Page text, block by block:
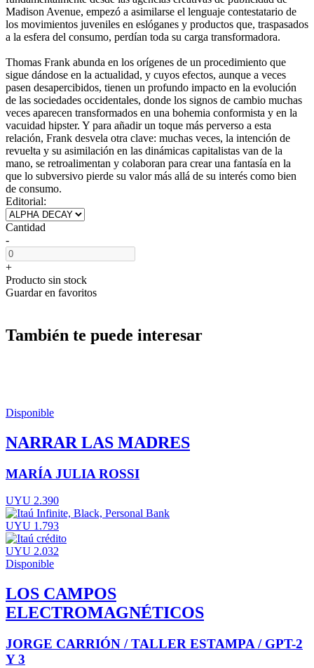
Madison Avenue, empezó a asimilarse el lenguaje contestatario de
los movimientos juveniles en eslóganes y productos que, traspasados
a la esfera del consumo, perdían toda su carga transformadora.
Thomas Frank abunda en los orígenes de un procedimiento que
sigue dándose en la actualidad, y cuyos efectos, aunque a veces
pasen desapercibidos, tienen un profundo impacto en la evolución
de las sociedades occidentales, donde los signos de cambio muchas
veces aparecen transformados en una bohemia conformista y en la
vacuidad hipster. Y para añadir un toque más perverso a esta
relación, Frank desvela otra clave: muchas veces, la intención de
revuelta y su asimilación en las dinámicas capitalistas van de la
mano, se retroalimentan y colaboran para crear una fantasía en la
que lo subversivo pierde su valor más allá de su interés como bien
de consumo.
Editorial:
Cantidad
-
+
Producto sin stock
Guardar en favoritos
También te puede interesar
Disponible
NARRAR LAS MADRES
MARÍA JULIA ROSSI
UYU 2.390
UYU 1.793
UYU 2.032
Disponible
LOS CAMPOS
ELECTROMAGNÉTICOS
JORGE CARRIÓN / TALLER ESTAMPA / GPT-2
Y 3